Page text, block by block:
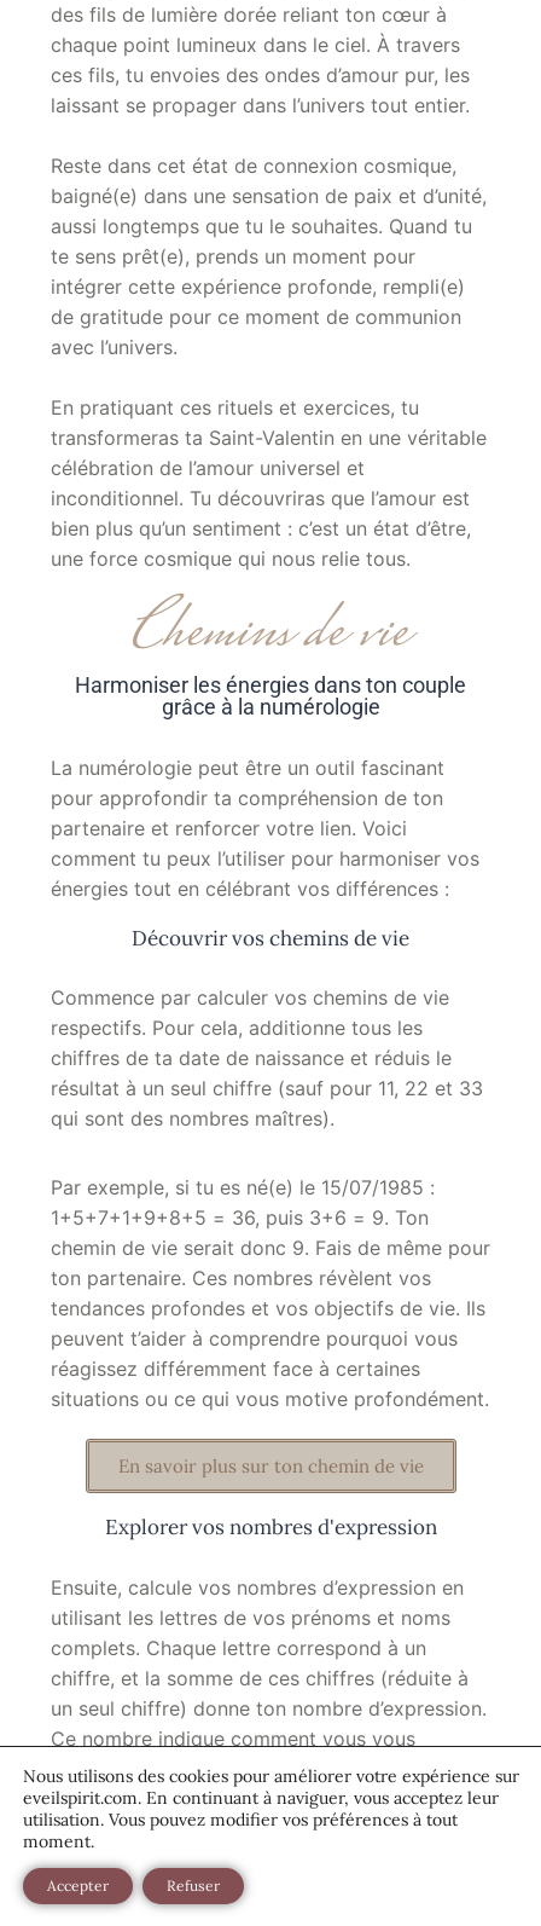
des fils de lumière dorée reliant ton cœur à
chaque point lumineux dans le ciel. À travers
ces fils, tu envoies des ondes d’amour pur, les
laissant se propager dans l’univers tout entier.
Reste dans cet état de connexion cosmique,
baigné(e) dans une sensation de paix et d’unité,
aussi longtemps que tu le souhaites. Quand tu
te sens prêt(e), prends un moment pour
intégrer cette expérience profonde, rempli(e)
de gratitude pour ce moment de communion
avec l’univers.
En pratiquant ces rituels et exercices, tu
transformeras ta Saint-Valentin en une véritable
célébration de l’amour universel et
inconditionnel. Tu découvriras que l’amour est
bien plus qu’un sentiment : c’est un état d’être,
une force cosmique qui nous relie tous.
Chemins de vie
Harmoniser les énergies dans ton couple
grâce à la numérologie
La numérologie peut être un outil fascinant
pour approfondir ta compréhension de ton
partenaire et renforcer votre lien. Voici
comment tu peux l’utiliser pour harmoniser vos
énergies tout en célébrant vos différences :
Découvrir vos chemins de vie
Commence par calculer vos chemins de vie
respectifs. Pour cela, additionne tous les
chiffres de ta date de naissance et réduis le
résultat à un seul chiffre (sauf pour 11, 22 et 33
qui sont des nombres maîtres).
Par exemple, si tu es né(e) le 15/07/1985 :
1+5+7+1+9+8+5 = 36, puis 3+6 = 9. Ton
chemin de vie serait donc 9. Fais de même pour
ton partenaire. Ces nombres révèlent vos
tendances profondes et vos objectifs de vie. Ils
peuvent t’aider à comprendre pourquoi vous
réagissez différemment face à certaines
situations ou ce qui vous motive profondément.
En savoir plus sur ton chemin de vie
Explorer vos nombres d'expression
Ensuite, calcule vos nombres d’expression en
utilisant les lettres de vos prénoms et noms
complets. Chaque lettre correspond à un
chiffre, et la somme de ces chiffres (réduite à
un seul chiffre) donne ton nombre d’expression.
Ce nombre indique comment vous vous
exprimez dans le monde et dans votre relation.
Il peut révéler des aspects de votre
personnalité qui ne sont pas toujours évidents
au premier abord.
Identifier les forces communes et gérer les
Nous utilisons des cookies pour améliorer votre expérience sur
eveilspirit.com. En continuant à naviguer, vous acceptez leur
utilisation. Vous pouvez modifier vos préférences à tout
moment.
Accepter Refuser